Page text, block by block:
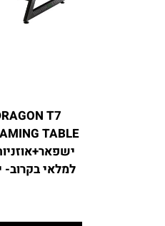
T7
למלאי בקרוב-